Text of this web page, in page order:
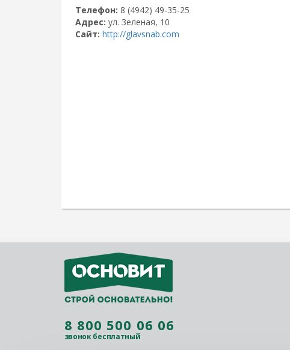
Телефон: 8 (4942) 49-35-25
Адрес: ул. Зеленая, 10
Сайт: http://glavsnab.com
8 800 500 06 06
звонок бесплатный